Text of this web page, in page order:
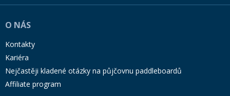
O NÁS
Kontakty
Kariéra
Nejčastěji kladené otázky na půjčovnu paddleboardů
Affiliate program